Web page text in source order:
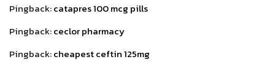
Pingback:catapres 100 mcg pills
Pingback:ceclor pharmacy
Pingback:cheapest ceftin 125mg